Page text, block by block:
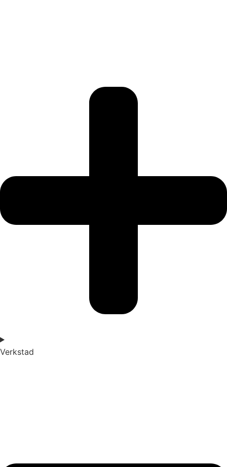
Verkstad